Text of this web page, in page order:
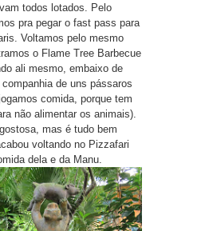
todos lotados. Pelo
pra pegar o fast pass para
Voltamos pelo mesmo
o Flame Tree Barbecue
ali mesmo, embaixo de
de uns pássaros
comida, porque tem
não alimentar os animais).
mas é tudo bem
voltando no Pizzafari
dela e da Manu.